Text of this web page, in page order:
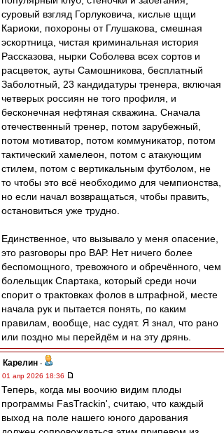
суровый взгляд Горлуковича, кислые щщи
Кариоки, похороны от Глушакова, смешная
эскортница, чистая криминальная история
Рассказова, нырки Соболева всех сортов и
расцветок, ауты Самошникова, бесплатный
Заболотный, 23 кандидатуры тренера, включая
четверых россиян не того профиля, и
бесконечная нефтяная скважина. Сначала
отечественный тренер, потом зарубежный,
потом мотиватор, потом коммуникатор, потом
тактический хамелеон, потом с атакующим
стилем, потом с вертикальным футболом, не
то чтобы это всё необходимо для чемпионства,
но если начал возвращаться, чтобы править,
остановиться уже трудно.
Единственное, что вызывало у меня опасение,
это разговоры про ВАР. Нет ничего более
беспомощного, тревожного и обречённого, чем
болельщик Спартака, который среди ночи
спорит о трактовках фолов в штрафной, месте
начала рук и пытается понять, по каким
правилам, вообще, нас судят. Я знал, что рано
или поздно мы перейдём и на эту дрянь.
Карелин -
01 апр 2026 18:36
Теперь, когда мы воочию видим плоды
программы FasTrackin', считаю, что каждый
выход на поле нашего юного дарования